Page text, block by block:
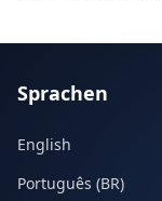
Sprachen
English
Português (BR)